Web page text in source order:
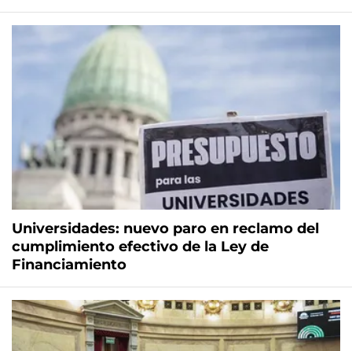
Universidades: nuevo paro en reclamo del
cumplimiento efectivo de la Ley de
Financiamiento